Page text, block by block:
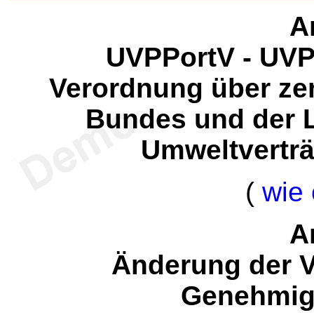
UVPPortV -
Verordnung über
Bundes und der
( wie
Änderung der